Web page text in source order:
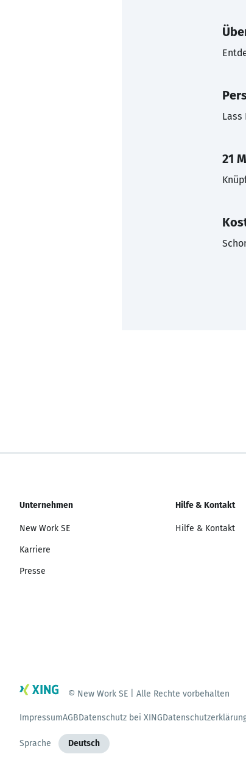
Lass
21
Unternehmen
New Work SE
Karriere
Presse
Hilfe & Kontakt
Hilfe & Kontakt
© New Work SE | Alle Rechte vorbehalten
ImpressumAGBDatenschutz bei XING
Sprache Deutsch